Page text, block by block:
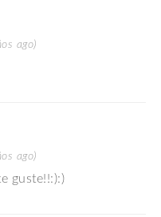
ago)
ago)
guste!!:):)